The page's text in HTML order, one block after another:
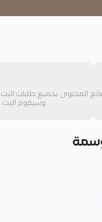
المحتوى بجميع طلبات البث
وسيقوم البث.